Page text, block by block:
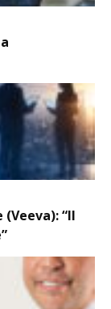
“Il